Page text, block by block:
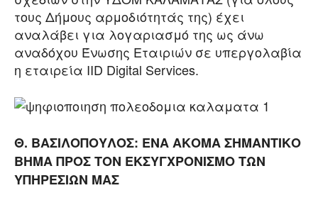
τους Δήμους αρμοδιότητάς της) έχει
αναλάβει για λογαριασμό της ως άνω
αναδόχου Ένωσης Εταιριών σε υπεργολαβία
η εταιρεία IID Digital Services.
Θ. ΒΑΣΙΛΟΠΟΥΛΟΣ: ΕΝΑ ΑΚΟΜΑ ΣΗΜΑΝΤΙΚΟ
ΒΗΜΑ ΠΡΟΣ ΤΟΝ ΕΚΣΥΓΧΡΟΝΙΣΜΟ ΤΩΝ
ΥΠΗΡΕΣΙΩΝ ΜΑΣ